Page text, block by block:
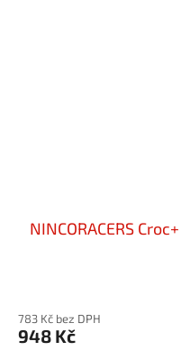
NINCORACERS
783 Kč bez DPH
948 Kč